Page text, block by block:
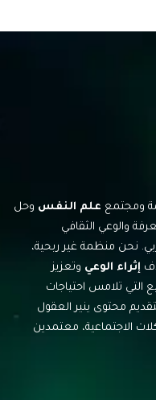
ومجتمع علم النفس وحل
والوعي الثقافي
نحن منظمة غير ربحية،
إثراء الوعي وتعزيز
التي تلامس احتياجات
محتوى ينير العقول
الاجتماعية، معتمدين